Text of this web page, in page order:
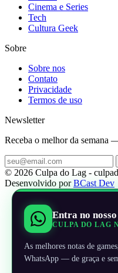
Cinema e Series
Tech
Cultura Geek
Sobre
Sobre nos
Contato
Privacidade
Termos de uso
Newsletter
Receba o melhor da semana
© 2026 Culpa do Lag -
Desenvolvido porBCast Dev
Entra no
CULPA DO LAG
As melhores notas de
WhatsApp — de graça e